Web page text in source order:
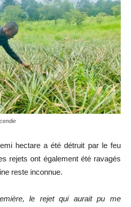
hectare a été détruit par le feu
rejets ont également été ravagés
reste inconnue.
le rejet qui aurait pu me